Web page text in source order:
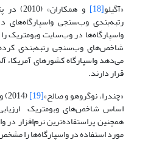
«آگیلو[18] و
رتبه‌بندی وب‌سنجی واسپارگاه‌های
واسپارگاه‌ها در وب‌سایت وبومتریک
شاخص‌های وب‌سنجی رتبه‌بندی
می‌دهد واسپارگاه کشورهای آمریکا،
قرار دارند.
«چندرا، نوگروهو و صالح»[19]
اساس شاخص‌های وبومتریک ارزیابی
همچنین پراستفاده‌ترین نرم‌افزار در
مورد استفاده در واسپارگاه‌ها را